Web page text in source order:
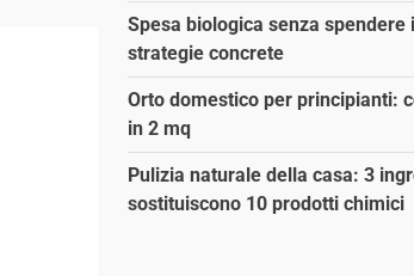
Spesa biologica senza spendere
strategie concrete
Orto domestico per principianti:
in 2 mq
Pulizia naturale della casa: 3
sostituiscono 10 prodotti chimici